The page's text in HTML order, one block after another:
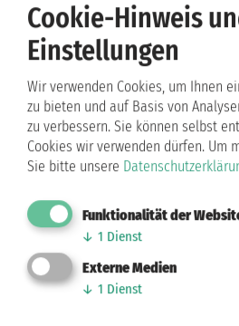
Insgesamt
angetreten.
Paaren!
Kategorie:
Cookie-Hinweis
Einstellungen
Wir verwenden Cookies, um Ihnen
zu bieten und auf Basis von
zu verbessern. Sie können selbst
Cookies wir verwenden dürfen. Um
Sie bitte unsere
Funktionalität der
↓ 1 Dienst
Externe Medien
↓ 1 Dienst